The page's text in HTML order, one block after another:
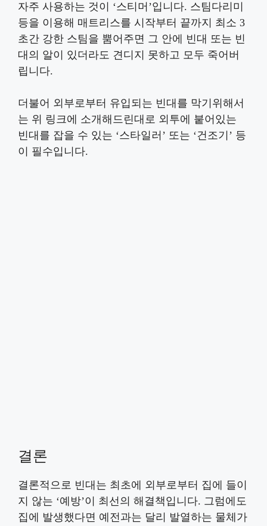
자주 사용하는 것이 ‘스티머’입니다. 스팀다리미
등을 이용해 매트리스를 시작부터 끝까지 최소 3
초간 강한 스팀을 뿜어주면 그 안에 빈대 또는 빈
대의 알이 있더라도 견디지 못하고 모두 죽어버
립니다.
더불어 외부로부터 유입되는 빈대를 막기위해서
는 위 링크에 소개해드린대로 외투에 붙어있는
빈대를 잡을 수 있는 ‘스타일러’ 또는 ‘건조기’ 등
이 필수입니다.
결론
결론적으로 빈대는 최초에 외부로부터 집에 들이
지 않는 ‘예방’이 최선의 해결책입니다. 그럼에도
집에 발생했다면 예전과는 달리 발열하는 물체가